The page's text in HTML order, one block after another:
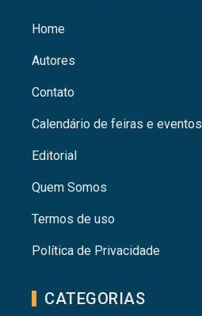
Home
Autores
Contato
Calendário de feiras e eventos
Editorial
Quem Somos
Termos de uso
Política de Privacidade
CATEGORIAS